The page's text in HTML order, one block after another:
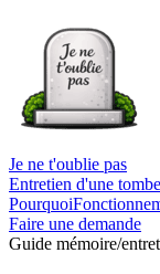
Je ne t'oublie pas
Entretien d'une
Pourquoi
Faire une demande
Guide mémoire/